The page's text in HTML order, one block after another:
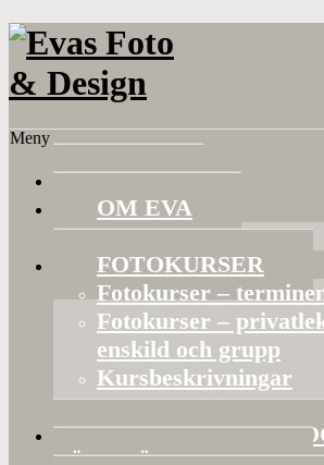
Meny
HEM
OM EVA
Referenser
FOTOKURSER
Fotokurser –
Fotokurser –
enskild och grupp
Kursbeskrivningar
Gruppaktiviteter och
BILDVISNINGAR